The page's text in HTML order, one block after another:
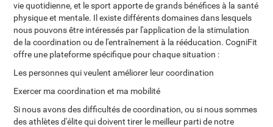
vie quotidienne, et le sport apporte de grands bénéfices à la santé
physique et mentale. Il existe différents domaines dans lesquels
nous pouvons être intéressés par l'application de la stimulation
de la coordination ou de l'entraînement à la rééducation. CogniFit
offre une plateforme spécifique pour chaque situation :
Les personnes qui veulent améliorer leur coordination
Exercer ma coordination et ma mobilité
Si nous avons des difficultés de coordination, ou si nous sommes
des athlètes d'élite qui doivent tirer le meilleur parti de notre